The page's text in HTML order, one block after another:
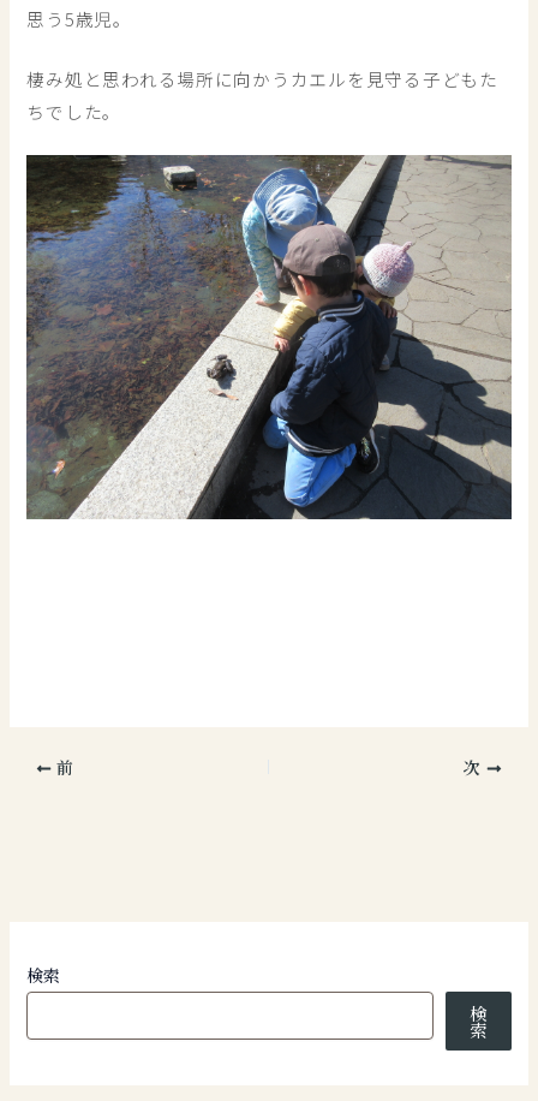
思う5歳児。
棲み処と思われる場所に向かうカエルを見守る子どもた
ちでした。
前 次
検索
検
索